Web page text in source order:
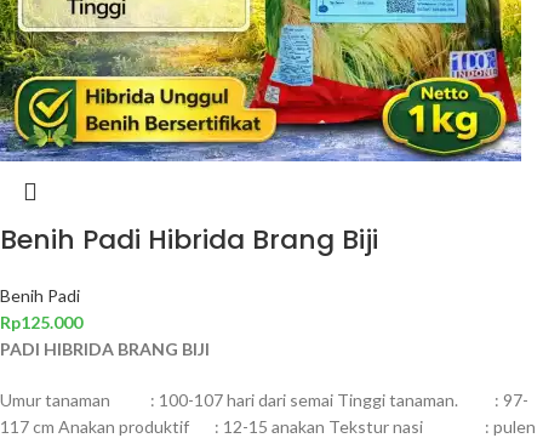
Benih Padi Hibrida Brang Biji
Benih Padi
Rp125.000
PADI HIBRIDA BRANG BIJI
Umur tanaman : 100-107 hari dari semai Tinggi tanaman. : 97-
117 cm Anakan produktif : 12-15 anakan Tekstur nasi : pulen